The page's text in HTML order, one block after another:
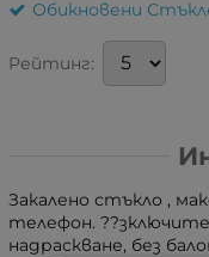
Обикновени
Рейтинг:
Закалено стъкло ,
телефон.
надраскване, без